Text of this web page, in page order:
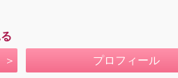
プロフィール